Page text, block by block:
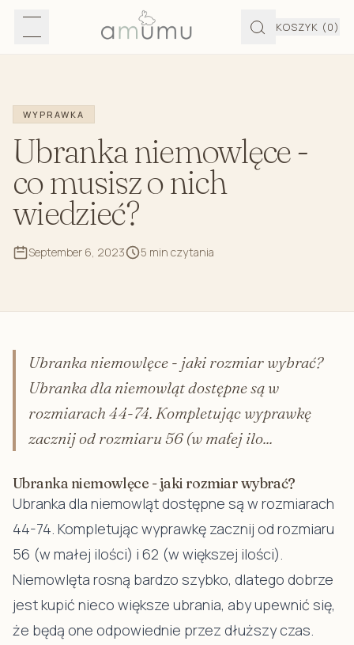
KOSZYK (0)
WYPRAWKA
Ubranka niemowlęce -
co musisz o nich
wiedzieć?
September 6, 2023 5 min czytania
Ubranka niemowlęce - jaki rozmiar wybrać?
Ubranka dla niemowląt dostępne są w
rozmiarach 44-74. Kompletując wyprawkę
zacznij od rozmiaru 56 (w małej ilo...
Ubranka niemowlęce - jaki rozmiar wybrać?
Ubranka dla niemowląt dostępne są w rozmiarach
44-74. Kompletując wyprawkę zacznij od rozmiaru
56 (w małej ilości) i 62 (w większej ilości).
Niemowlęta rosną bardzo szybko, dlatego dobrze
jest kupić nieco większe ubrania, aby upewnić się,
że będą one odpowiednie przez dłuższy czas.